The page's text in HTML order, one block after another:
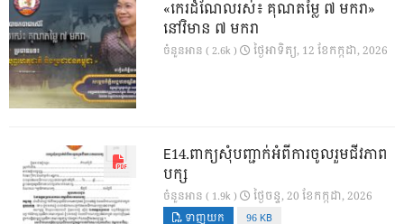
«កេរដំណែលរស់៖ គុណតម្លៃ ៧ មករា»
នៅវិមាន ៧ មករា
ចំនួនអាន ( 2.6k ) ថ្ងៃ​អាទិត្យ, 12 ខែ​កក្កដា, 2026
E14.ពាក្យសុំបញ្ជាក់អំពីការចូលរួមជីវភាព
បក្ស
ចំនួនអាន ( 1.9k ) ថ្ងៃ​ចន្ទ, 20 ខែ​កក្កដា, 2026
ទាញយក 96 KB